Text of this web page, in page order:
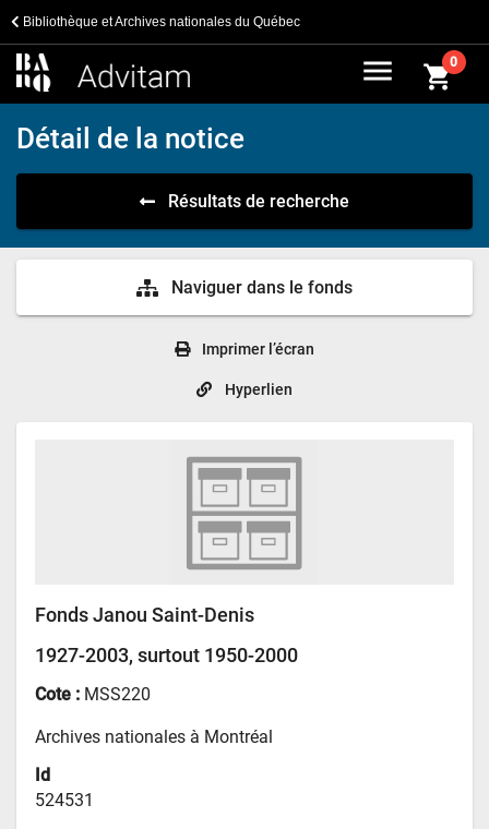
Bibliothèque et Archives nationales du Québec
menu shopping_cart0
Détail de la notice
Résultats de recherche
Naviguer dans le fonds
Imprimer l’écran
Hyperlien
Fonds Janou Saint-Denis
1927-2003, surtout 1950-2000
Cote : MSS220
Archives nationales à Montréal
Id
524531